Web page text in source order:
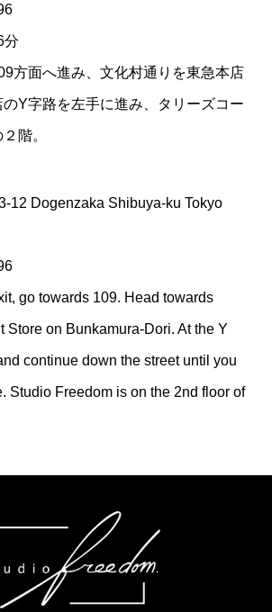
分
方面へ進み、文化村通りを東急本店
Y字路を左手に進み、タリーズコー
階。
12 Dogenzaka Shibuya-ku Tokyo
go towards 109. Head towards
Store on Bunkamura-Dori. At the Y
continue down the street until you
Studio Freedom is on the 2nd floor of